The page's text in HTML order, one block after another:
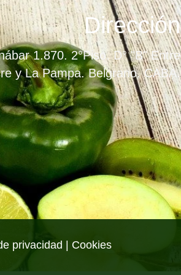
Dirección
1.870. 2°Piso. D° "B" Entre
y La Pampa. Belgrano. CABA.
privacidad | Cookies